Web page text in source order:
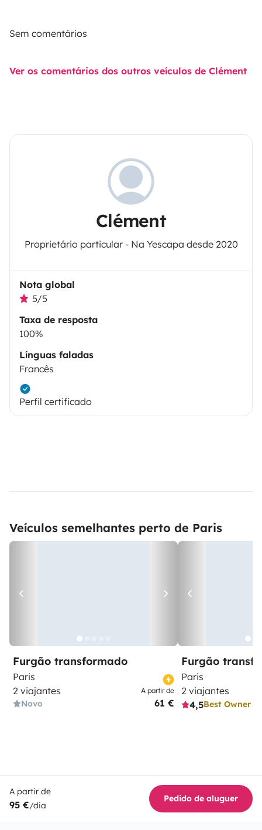
Sem comentários
Ver os comentários dos outros veículos de Clément
Clément
Proprietário particular - Na Yescapa desde 2020
Nota global
5/5
Taxa de resposta
100%
Línguas faladas
Francês
Perfil certificado
Veículos semelhantes perto de Paris
Furgão transformado
Paris
2 viajantes
Novo
A partir de
61 €
Furgão
Paris
2 viajantes
4,5Best Owner
A partir de
95 €/dia
Pedido de aluguer